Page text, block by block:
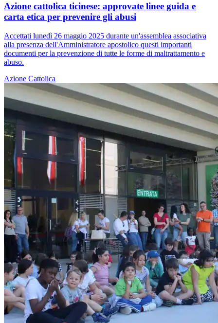
Azione cattolica ticinese: approvate linee guida e
carta etica per prevenire gli abusi
Accettati lunedì 26 maggio 2025 durante un'assemblea associativa
alla presenza dell'Amministratore apostolico questi importanti
documenti per la prevenzione di tutte le forme di maltrattamento e
abuso.
Azione Cattolica